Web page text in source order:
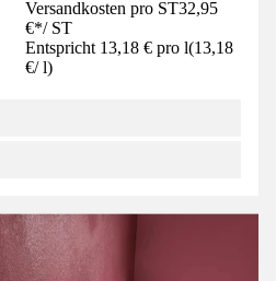
Versandkosten pro ST32,95
€*/ ST
Entspricht 13,18 € pro l(13,18
€/ l)